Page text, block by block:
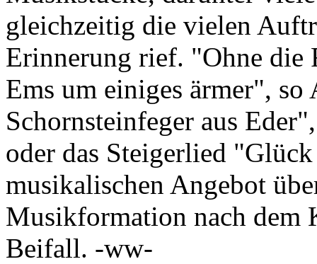
gleichzeitig die vielen
Erinnerung rief. "Ohne die
Ems um einiges ärmer",
Schornsteinfeger aus
oder das Steigerlied
musikalischen Angebot
Musikformation nach dem
Beifall. -ww-